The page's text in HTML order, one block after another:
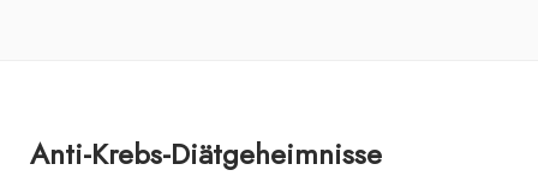
Anti-Krebs-Diätgeheimnisse